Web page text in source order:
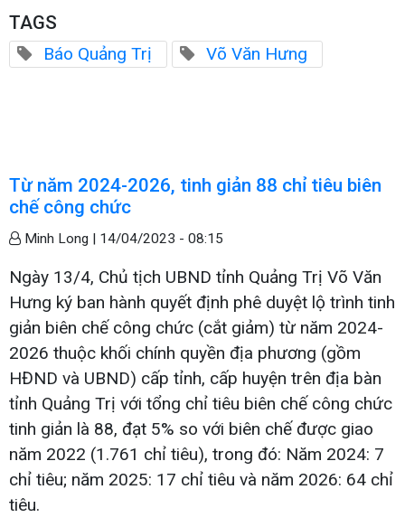
TAGS
Báo Quảng Trị Võ Văn Hưng
Từ năm 2024-2026, tinh giản 88 chỉ tiêu biên
chế công chức
Minh Long | 14/04/2023 - 08:15
Ngày 13/4, Chủ tịch UBND tỉnh Quảng Trị Võ Văn
Hưng ký ban hành quyết định phê duyệt lộ trình tinh
giản biên chế công chức (cắt giảm) từ năm 2024-
2026 thuộc khối chính quyền địa phương (gồm
HĐND và UBND) cấp tỉnh, cấp huyện trên địa bàn
tỉnh Quảng Trị với tổng chỉ tiêu biên chế công chức
tinh giản là 88, đạt 5% so với biên chế được giao
năm 2022 (1.761 chỉ tiêu), trong đó: Năm 2024: 7
chỉ tiêu; năm 2025: 17 chỉ tiêu và năm 2026: 64 chỉ
tiêu.